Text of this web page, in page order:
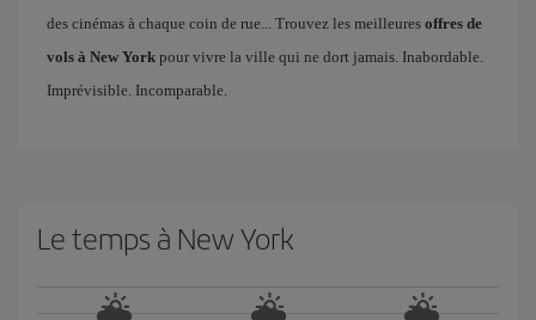
des cinémas à chaque coin de rue... Trouvez les meilleures offres de
vols à New York pour vivre la ville qui ne dort jamais. Inabordable.
Imprévisible. Incomparable.
Le temps à New York